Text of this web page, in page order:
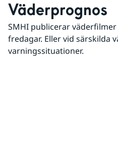
Väderprognos
SMHI publicerar
fredagar. Eller vid särskilda
varningssituationer.